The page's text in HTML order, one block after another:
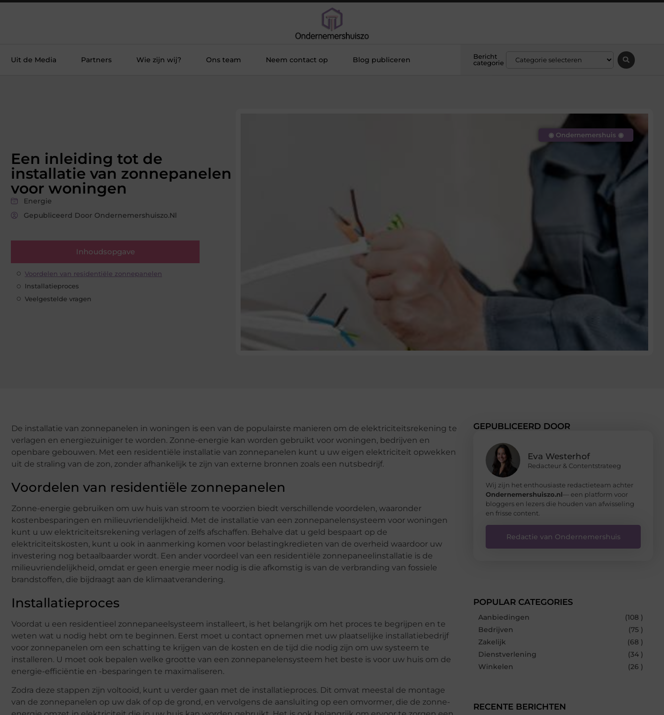
Uit de Media Partners Wie zijn wij? Ons team Neem contact op Blog publiceren
Bericht
categorie
Een inleiding tot de
installatie van zonnepanelen
voor woningen
Energie
Gepubliceerd Door Ondernemershuiszo.nl
Inhoudsopgave
Voordelen van residentiële zonnepanelen
Installatieproces
Veelgestelde vragen
◉ Ondernemershuis ◉
De installatie van zonnepanelen in woningen is een van de populairste manieren om de elektriciteitsrekening te
verlagen en energiezuiniger te worden. Zonne-energie kan worden gebruikt voor woningen, bedrijven en
openbare gebouwen. Met een residentiële installatie van zonnepanelen kunt u uw eigen elektriciteit opwekken
uit de straling van de zon, zonder afhankelijk te zijn van externe bronnen zoals een nutsbedrijf.
Voordelen van residentiële zonnepanelen
Zonne-energie gebruiken om uw huis van stroom te voorzien biedt verschillende voordelen, waaronder
kostenbesparingen en milieuvriendelijkheid. Met de installatie van een zonnepanelensysteem voor woningen
kunt u uw elektriciteitsrekening verlagen of zelfs afschaffen. Behalve dat u geld bespaart op de
elektriciteitskosten, kunt u ook in aanmerking komen voor belastingkredieten van de overheid waardoor uw
investering nog betaalbaarder wordt. Een ander voordeel van een residentiële zonnepaneelinstallatie is de
milieuvriendelijkheid, omdat er geen energie meer nodig is die afkomstig is van de verbranding van fossiele
brandstoffen, die bijdraagt aan de klimaatverandering.
Installatieproces
Voordat u een residentieel zonnepaneelsysteem installeert, is het belangrijk om het proces te begrijpen en te
weten wat u nodig hebt om te beginnen. Eerst moet u contact opnemen met uw plaatselijke installatiebedrijf
voor zonnepanelen om een schatting te krijgen van de kosten en de tijd die nodig zijn om uw systeem te
installeren. U moet ook bepalen welke grootte van een zonnepanelensysteem het beste is voor uw huis om de
energie-efficiëntie en -besparingen te maximaliseren.
Zodra deze stappen zijn voltooid, kunt u verder gaan met de installatieproces. Dit omvat meestal de montage
van de zonnepanelen op uw dak of op de grond, en vervolgens de aansluiting op een omvormer, die de zonne-
GEPUBLICEERD DOOR
Eva Westerhof
Redacteur & Contentstrateeg
Wij zijn het enthousiaste redactieteam achter
Ondernemershuiszo.nl— een platform voor
bloggers en lezers die houden van afwisseling
en frisse content.
Redactie van Ondernemershuis
POPULAR CATEGORIES
Aanbiedingen
(108 )
Bedrijven
(75 )
Zakelijk
(68 )
Dienstverlening
(34 )
Winkelen
(26 )
RECENTE BERICHTEN